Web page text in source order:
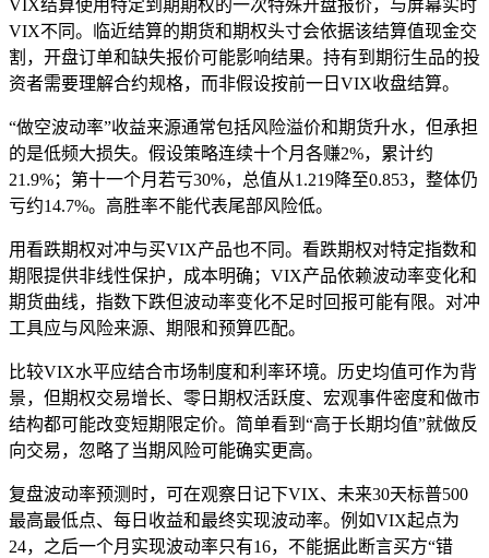
VIX结算使用特定到期期权的一次特殊开盘报价，与屏幕实时
VIX不同。临近结算的期货和期权头寸会依据该结算值现金交
割，开盘订单和缺失报价可能影响结果。持有到期衍生品的投
资者需要理解合约规格，而非假设按前一日VIX收盘结算。
“做空波动率”收益来源通常包括风险溢价和期货升水，但承担
的是低频大损失。假设策略连续十个月各赚2%，累计约
21.9%；第十一个月若亏30%，总值从1.219降至0.853，整体仍
亏约14.7%。高胜率不能代表尾部风险低。
用看跌期权对冲与买VIX产品也不同。看跌期权对特定指数和
期限提供非线性保护，成本明确；VIX产品依赖波动率变化和
期货曲线，指数下跌但波动率变化不足时回报可能有限。对冲
工具应与风险来源、期限和预算匹配。
比较VIX水平应结合市场制度和利率环境。历史均值可作为背
景，但期权交易增长、零日期权活跃度、宏观事件密度和做市
结构都可能改变短期限定价。简单看到“高于长期均值”就做反
向交易，忽略了当期风险可能确实更高。
复盘波动率预测时，可在观察日记下VIX、未来30天标普500
最高最低点、每日收益和最终实现波动率。例如VIX起点为
24，之后一个月实现波动率只有16，不能据此断言买方“错